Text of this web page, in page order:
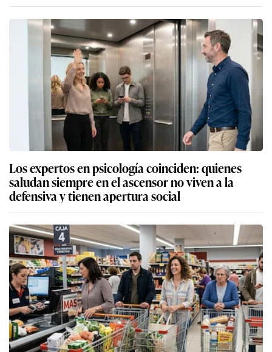
Los expertos en psicología coinciden: quienes
saludan siempre en el ascensor no viven a la
defensiva y tienen apertura social